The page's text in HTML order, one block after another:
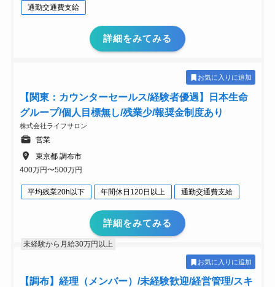
通勤交通費支給
詳細をみてみる
お気に入りに追加
【関東：カウンターセールス/経験者優遇】日本生命
グループ/個人目標無し/残業少/報奨金制度あり
株式会社ライフサロン
営業
東京都 調布市
400万円〜500万円
平均残業20h以下 年間休日120日以上 通勤交通費支給
詳細をみてみる
未経験から月給30万円以上
お気に入りに追加
【調布】経理（メンバー）/未経験歓迎/経営管理/スキ